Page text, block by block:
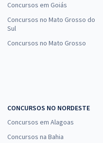
Concursos em Goiás
Concursos no Mato Grosso do
Sul
Concursos no Mato Grosso
CONCURSOS NO NORDESTE
Concursos em Alagoas
Concursos na Bahia